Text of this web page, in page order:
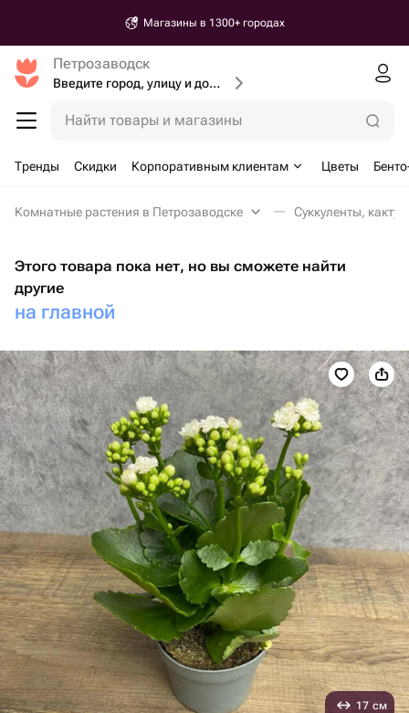
Магазины в 1300+ городах
Петрозаводск
Введите город, улицу и дом доставки
Найти товары и магазины
Тренды Скидки Корпоративным клиентам Цветы
Комнатные растения в Петрозаводске Суккуленты,
Этого товара пока нет, но вы сможете найти
другие
на главной
17 см